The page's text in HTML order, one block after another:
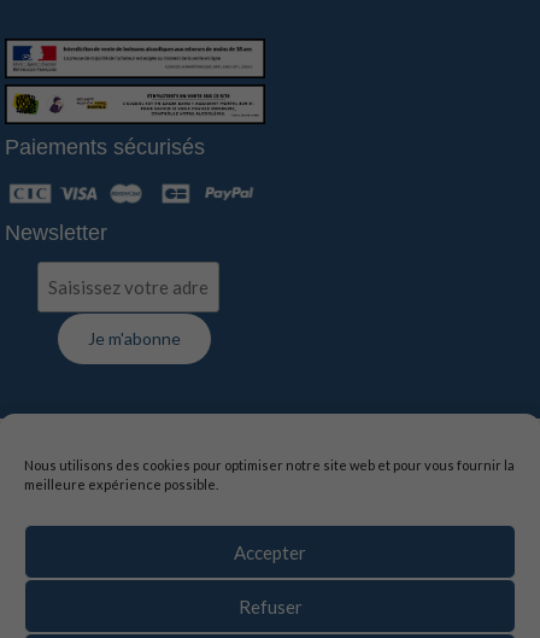
Nous utilisons des cookies pour optimiser notre site web et pour vous fournir la
meilleure expérience possible.
Accepter
Refuser
Paiements sécurisés
Newsletter
- Contact Livraison - Suivi de commande
Mentions légales
Conditions générales de vente
La vente d’alcool est interdite aux mineurs de moins de
18 ans, l’abus d’alcool est dangereux pour la santé,